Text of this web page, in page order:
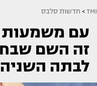
TMI
> חדשות סלבס
עם משמעות
זה השם
לבתה השניה